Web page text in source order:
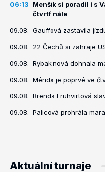
06:13
Menšík si poradil i s
čtvrtfinále
09.08. Gauffová zastavila
09.08. 22 Čechů si zahraje
09.08. Rybakinová dohnala
09.08. Mérida je poprvé ve
09.08. Brenda Fruhvirtová
09.08. Palicová prohrála
Aktuální turnaje